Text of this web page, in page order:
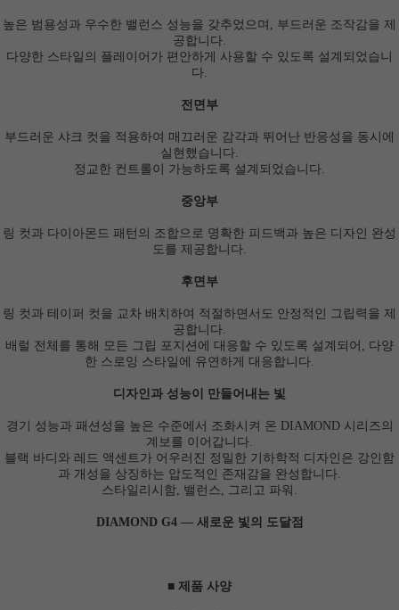
높은 범용성과 우수한 밸런스 성능을 갖추었으며, 부드러운 조작감을 제
공합니다.
다양한 스타일의 플레이어가 편안하게 사용할 수 있도록 설계되었습니
다.
전면부
부드러운 샤크 컷을 적용하여 매끄러운 감각과 뛰어난 반응성을 동시에
실현했습니다.
정교한 컨트롤이 가능하도록 설계되었습니다.
중앙부
링 컷과 다이아몬드 패턴의 조합으로 명확한 피드백과 높은 디자인 완성
도를 제공합니다.
후면부
링 컷과 테이퍼 컷을 교차 배치하여 적절하면서도 안정적인 그립력을 제
공합니다.
배럴 전체를 통해 모든 그립 포지션에 대응할 수 있도록 설계되어, 다양
한 스로잉 스타일에 유연하게 대응합니다.
디자인과 성능이 만들어내는 빛
경기 성능과 패션성을 높은 수준에서 조화시켜 온 DIAMOND 시리즈의
계보를 이어갑니다.
블랙 바디와 레드 액센트가 어우러진 정밀한 기하학적 디자인은 강인함
과 개성을 상징하는 압도적인 존재감을 완성합니다.
스타일리시함, 밸런스, 그리고 파워.
DIAMOND G4 ― 새로운 빛의 도달점
■ 제품 사양